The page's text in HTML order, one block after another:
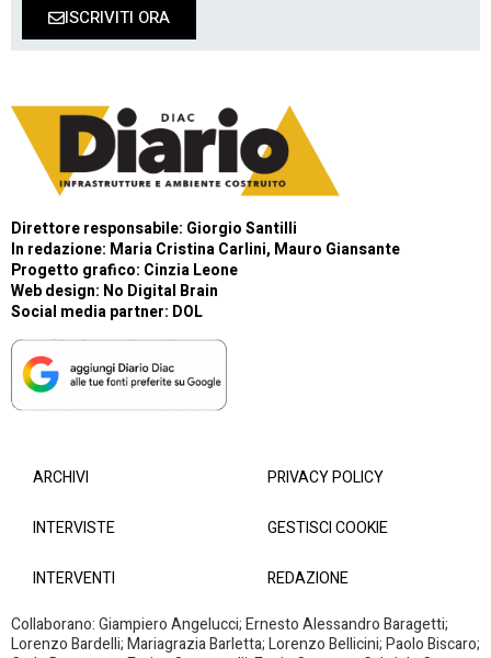
ISCRIVITI ORA
Direttore responsabile: Giorgio Santilli
In redazione: Maria Cristina Carlini, Mauro Giansante
Progetto grafico: Cinzia Leone
Web design: No Digital Brain
Social media partner: DOL
ARCHIVI
INTERVISTE
INTERVENTI
PRIVACY POLICY
GESTISCI COOKIE
REDAZIONE
Collaborano: Giampiero Angelucci; Ernesto Alessandro Baragetti;
Lorenzo Bardelli; Mariagrazia Barletta; Lorenzo Bellicini; Paolo Biscaro;